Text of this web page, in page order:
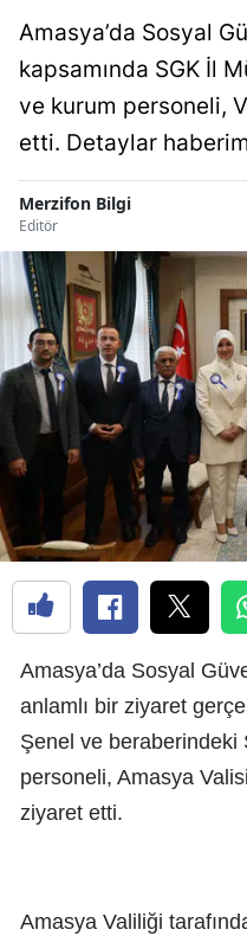
Amasya’da Sosyal
kapsamında SGK İl
ve kurum personeli,
etti. Detaylar
Merzifon Bilgi
Editör
Amasya’da Sosyal
anlamlı bir ziyaret
Şenel ve beraberindeki
personeli, Amasya
ziyaret etti.
Amasya Valiliği